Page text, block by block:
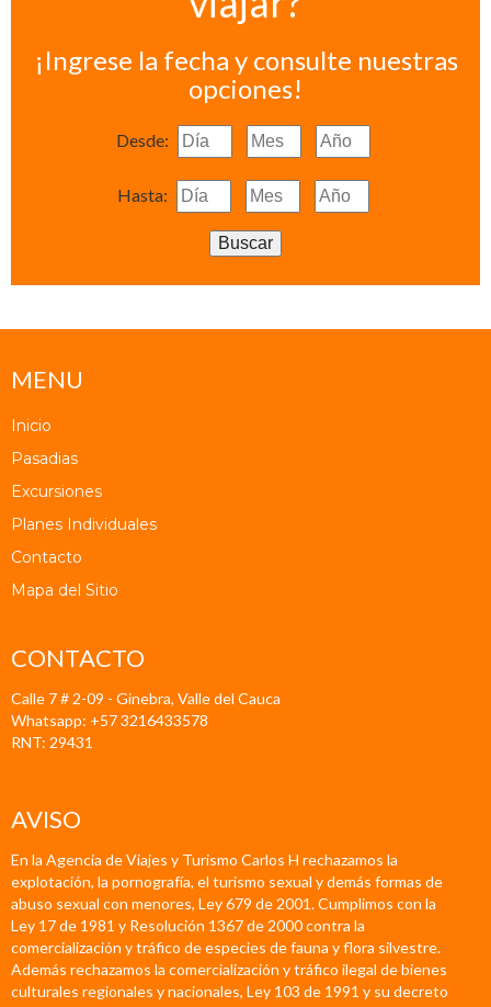
¡Ingrese la fecha y consulte nuestras
opciones!
Desde:
Hasta:
Buscar
MENU
Inicio
Pasadias
Excursiones
Planes Individuales
Contacto
Mapa del Sitio
CONTACTO
Calle 7 # 2-09 - Ginebra, Valle del Cauca
Whatsapp: +57 3216433578
RNT: 29431
AVISO
En la Agencia de Viajes y Turismo Carlos H rechazamos la
explotación, la pornografía, el turismo sexual y demás formas de
abuso sexual con menores, Ley 679 de 2001. Cumplimos con la
Ley 17 de 1981 y Resolución 1367 de 2000 contra la
comercialización y tráfico de especies de fauna y flora silvestre.
Además rechazamos la comercialización y tráfico ilegal de bienes
culturales regionales y nacionales, Ley 103 de 1991 y su decreto